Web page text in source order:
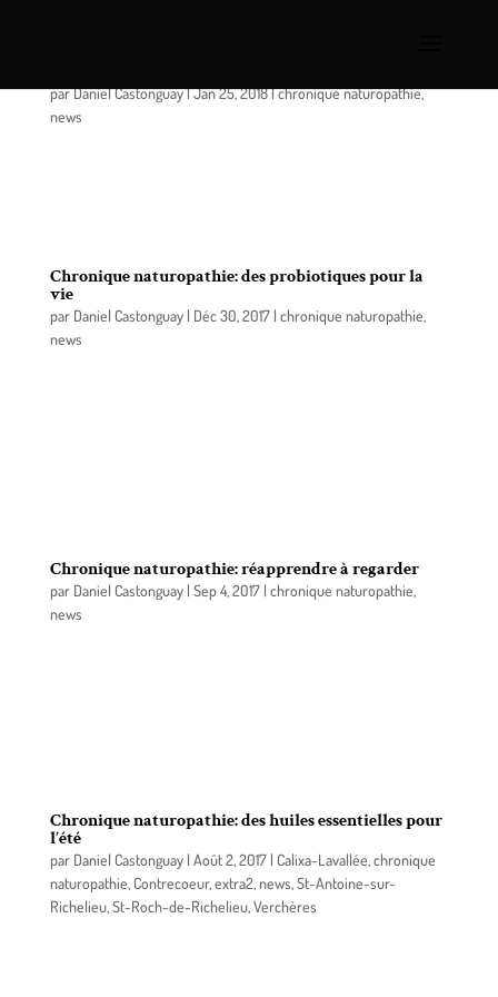
parDaniel Castonguay|Jan 25, 2018|chronique naturopathie,
news
Chronique naturopathie: des probiotiques pour la
vie
par Daniel Castonguay| Déc 30, 2017| chronique naturopathie,
news
Chronique naturopathie: réapprendre à regarder
par Daniel Castonguay| Sep 4, 2017| chronique naturopathie,
news
Chronique naturopathie: des huiles essentielles pour
l’été
par Daniel Castonguay| Août 2, 2017| Calixa-Lavallée,chronique
naturopathie, Contrecoeur,extra2,news,St-Antoine-sur-
Richelieu,St-Roch-de-Richelieu,Verchères